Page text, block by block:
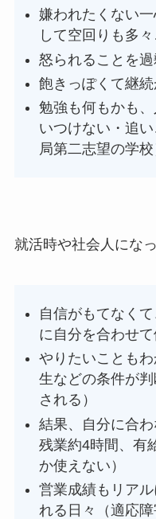
嫌われたくない
して空回りも多々
怒られることを
飽きっぽくて継
勉強も何もかも
いつけない・追
局第二志望の学校
就活時や社会人にな
自信がもてなく
に自分を合わせて
やりたいことも
生などの条件が
される）
結果、自分に合
残業約4時間、有
か使えない）
営業成績もリア
れる日々（適応障